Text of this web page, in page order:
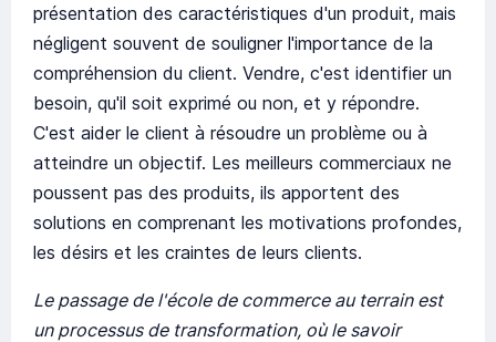
présentation des caractéristiques d'un produit, mais
négligent souvent de souligner l'importance de la
compréhension du client. Vendre, c'est identifier un
besoin, qu'il soit exprimé ou non, et y répondre.
C'est aider le client à résoudre un problème ou à
atteindre un objectif. Les meilleurs commerciaux ne
poussent pas des produits, ils apportent des
solutions en comprenant les motivations profondes,
les désirs et les craintes de leurs clients.
Le passage de l'école de commerce au terrain est
un processus de transformation, où le savoir